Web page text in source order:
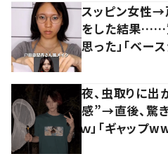
スッピン女性→
をした結果……
思った」「ベース
夜、虫取りに
感”→直後、驚
ｗ」「ギャップ